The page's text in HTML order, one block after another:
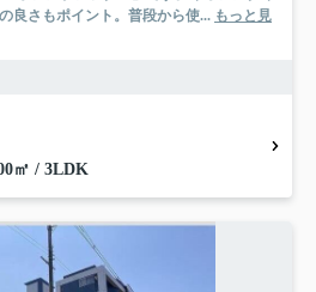
良さもポイント。普段から使... もっと見
㎡ / 3LDK